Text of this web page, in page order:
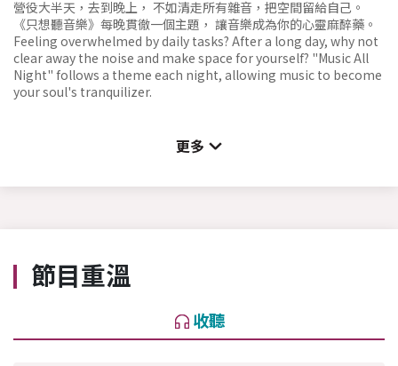
營役大半天，去到晚上， 不如清走所有雜音，把空間留給自己。
《只想聽音樂》每晚貫徹一個主題， 讓音樂成為你的心靈麻醉藥。
Feeling overwhelmed by daily tasks? After a long day, why not
clear away the noise and make space for yourself? "Music All
Night" follows a theme each night, allowing music to become
your soul's tranquilizer.
更多
節目重溫
收聽